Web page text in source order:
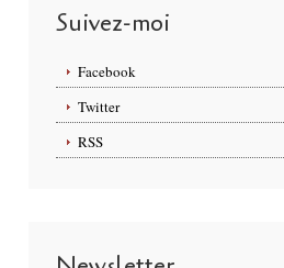
Suivez-moi
Facebook
Twitter
RSS